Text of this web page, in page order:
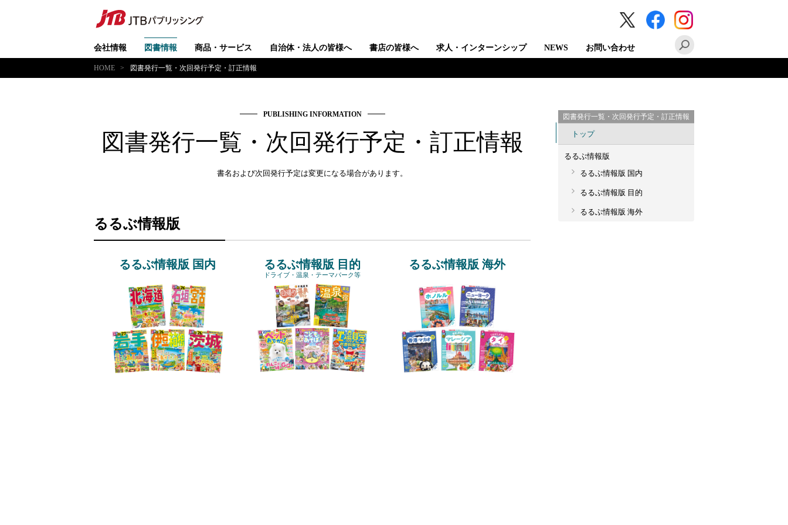
会社情報 図書情報 商品・サービス 自治体・法人の皆様へ 書店の皆様へ 求人・インターンシップ NEWS お問い合わせ
HOME 図書発行一覧・次回発行予定・訂正情報
PUBLISHING INFORMATION
図書発行一覧・次回発行予定・訂正情報
書名および次回発行予定は変更になる場合があります。
るるぶ情報版
るるぶ情報版 国内 るるぶ情報版 目的
ドライブ・温泉・テーマパーク等
るるぶ情報版 海外
図書発行一覧・次回発行予定・訂正情報
トップ
るるぶ情報版
るるぶ情報版 国内
るるぶ情報版 目的
るるぶ情報版 海外